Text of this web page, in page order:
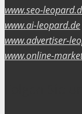
www.seo-
www.ai-leopard.de
www.advertiser-
www.online-